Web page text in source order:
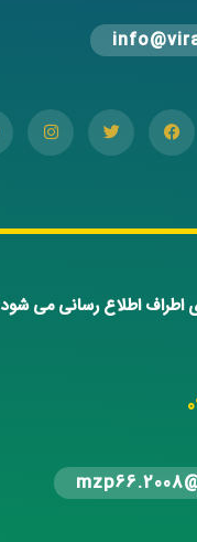
اطراف اطلاع رسانی می شود